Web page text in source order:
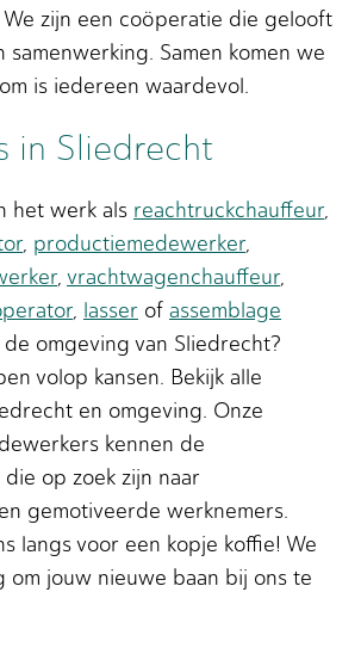
zijn een coöperatie die gelooft
samenwerking. Samen komen we
is iedereen waardevol.
in Sliedrecht
het werk als reachtruckchauffeur,
, productiemedewerker,
, vrachtwagenchauffeur,
, lasser of assemblage
de omgeving van Sliedrecht?
volop kansen. Bekijk alle
en omgeving. Onze
kennen de
op zoek zijn naar
gemotiveerde werknemers.
langs voor een kopje koffie! We
om jouw nieuwe baan bij ons te